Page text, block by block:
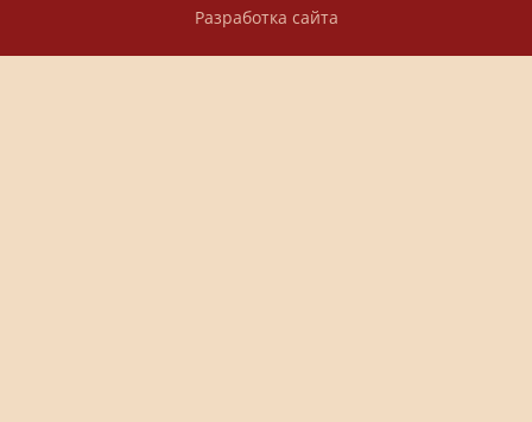
Разработка сайта